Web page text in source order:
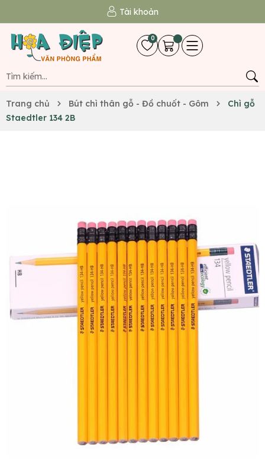
Tài khoản
0
Trang chủ Bút chì thân gỗ - Đồ chuốt - Gôm
Chì gỗ
Staedtler 134 2B